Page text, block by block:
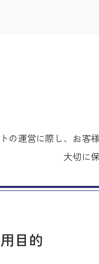
の運営に際し、お客
大切に
目的